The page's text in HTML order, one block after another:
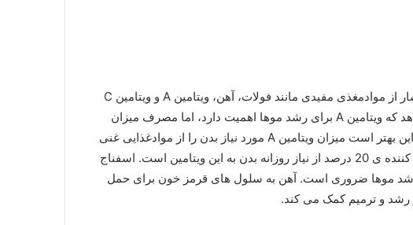
اسفناج از خانواده سبزیجات برگ سبز بوده که سرشار از موادمغذی مفیدی مانند فولات، آهن، ویتامین A و ویتامین C
برای کمک به رشد موها است. مطالعات نشان می دهد که ویتامین A برای رشد موها اهمیت دارد، اما مصرف میزان
بالای این ویتامین منجر به ریزش مو خواهد شد. بنابراین بهتر است میزان ویتامین A مورد نیاز بدن را از موادغذایی غنی
از این ویتامین دریافت کنید. یک فنجان اسفناج تامین کننده ی 20 درصد از نیاز روزانه بدن به این ویتامین است. اسفناج
موها ضروری است. آهن به سلول های قرمز خون برای حمل
رشد و ترمیم کمک می کند.